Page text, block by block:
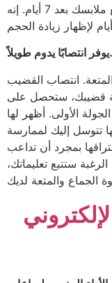
سيُذهل حبيبتك بحجمه. ستُفاجأ عندما تخلع ملابسك بعد 7 أيام. إنه
يوفر انتصابًا يدوم طويلاً.
انتصاب القضيب
قضيبك، ستحصل على
الأولى. أظهر لها
تتوسل إليك لممارسة
بمجرد أن تداعب
ستتبع تعليماتك،